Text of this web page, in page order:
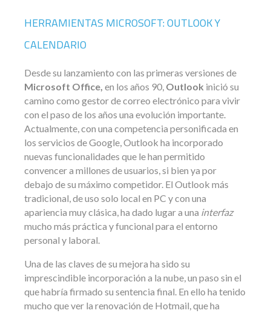
HERRAMIENTAS MICROSOFT: OUTLOOK Y
CALENDARIO
Desde su lanzamiento con las primeras versiones de
Microsoft Office, en los años 90, Outlook inició su
camino como gestor de correo electrónico para vivir
con el paso de los años una evolución importante.
Actualmente, con una competencia personificada en
los servicios de Google, Outlook ha incorporado
nuevas funcionalidades que le han permitido
convencer a millones de usuarios, si bien ya por
debajo de su máximo competidor. El Outlook más
tradicional, de uso solo local en PC y con una
apariencia muy clásica, ha dado lugar a una interfaz
mucho más práctica y funcional para el entorno
personal y laboral.
Una de las claves de su mejora ha sido su
imprescindible incorporación a la nube, un paso sin el
que habría firmado su sentencia final. En ello ha tenido
mucho que ver la renovación de Hotmail, que ha